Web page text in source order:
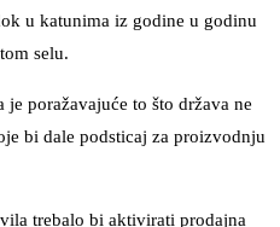
u katunima iz godine u godinu
selu.
poražavajuće to što država ne
bi dale podsticaj za proizvodnju
trebalo bi aktivirati prodajna